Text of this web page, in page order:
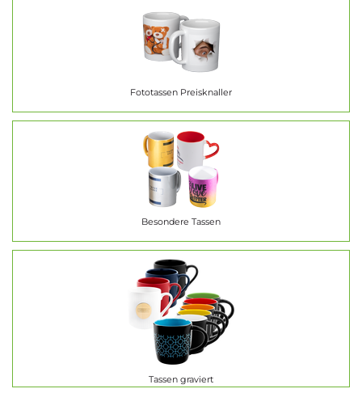
Fototassen Preisknaller
Besondere Tassen
Tassen graviert